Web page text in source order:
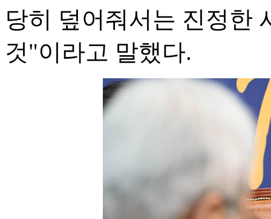
당히 덮어줘서는 진정한
것"이라고 말했다.